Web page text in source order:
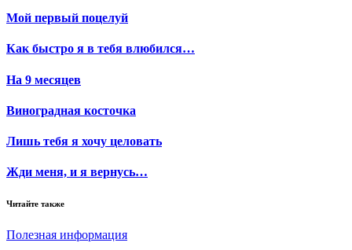
Мой первый поцелуй
Как быстро я в тебя влюбился…
На 9 месяцев
Виноградная косточка
Лишь тебя я хочу целовать
Жди меня, и я вернусь…
Читайте также
Полезная информация